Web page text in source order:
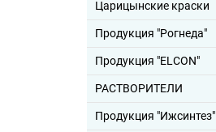
Царицынские краски
Продукция "Рогнеда"
Продукция "ELCON"
РАСТВОРИТЕЛИ
Продукция "Ижсинтез"